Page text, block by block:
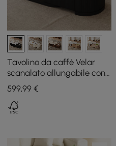
Tavolino da caffè Velar
scanalato allungabile con
superficie in pietra
sinterizzata e contenitore,
120 - 170 cm
599,99 €